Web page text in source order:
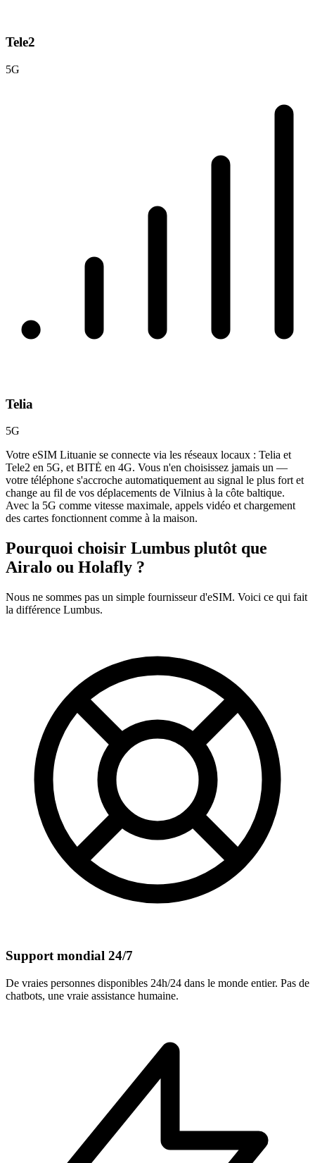
Tele2
5G
Telia
5G
Votre eSIM Lituanie se connecte via les réseaux locaux : Telia et
Tele2 en 5G, et BITĖ en 4G. Vous n'en choisissez jamais un —
votre téléphone s'accroche automatiquement au signal le plus fort et
change au fil de vos déplacements de Vilnius à la côte baltique.
Avec la 5G comme vitesse maximale, appels vidéo et chargement
des cartes fonctionnent comme à la maison.
Pourquoi choisir Lumbus plutôt que
Airalo ou Holafly ?
Nous ne sommes pas un simple fournisseur d'eSIM. Voici ce qui fait
la différence Lumbus.
Support mondial 24/7
De vraies personnes disponibles 24h/24 dans le monde entier. Pas de
chatbots, une vraie assistance humaine.